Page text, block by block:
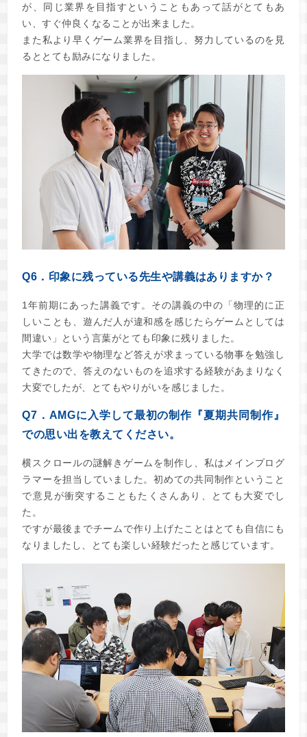
が、同じ業界を目指すということもあって話がとてもあ
い、すぐ仲良くなることが出来ました。
また私より早くゲーム業界を目指し、努力しているのを見
るととても励みになりました。
Q6．印象に残っている先生や講義はありますか？
1年前期にあった講義です。その講義の中の「物理的に正
しいことも、遊んだ人が違和感を感じたらゲームとしては
間違い」という言葉がとても印象に残りました。
大学では数学や物理など答えが求まっている物事を勉強し
てきたので、答えのないものを追求する経験があまりなく
大変でしたが、とてもやりがいを感じました。
Q7．AMGに入学して最初の制作『夏期共同制作』
での思い出を教えてください。
横スクロールの謎解きゲームを制作し、私はメインプログ
ラマーを担当していました。初めての共同制作ということ
で意見が衝突することもたくさんあり、とても大変でし
た。
ですが最後までチームで作り上げたことはとても自信にも
なりましたし、とても楽しい経験だったと感じています。